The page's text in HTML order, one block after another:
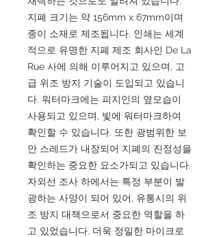
지폐 크기는 약 156mm x 67mm이며
종이 소재로 제조됩니다. 인쇄는 세계
적으로 유명한 지폐 제조 회사인 De La
Rue 사에 의해 이루어지고 있으며, 고
급 위조 방지 기술이 도입되고 있습니
다. 워터마크에는 피지인의 옆모습이
사용되고 있으며, 빛에 워터마크하여
확인할 수 있습니다. 또한 광범위한 보
안 스레드가 내장되어 지폐의 진정성을
확인하는 중요한 요소가되고 있습니다.
자외선 조사 하에서는 특정 부분이 발
광하는 사양이 되어 있어, 유통시의 위
조 방지 대책으로서 중요한 역할을 하
고 있었습니다. 더욱 정밀한 마이크로